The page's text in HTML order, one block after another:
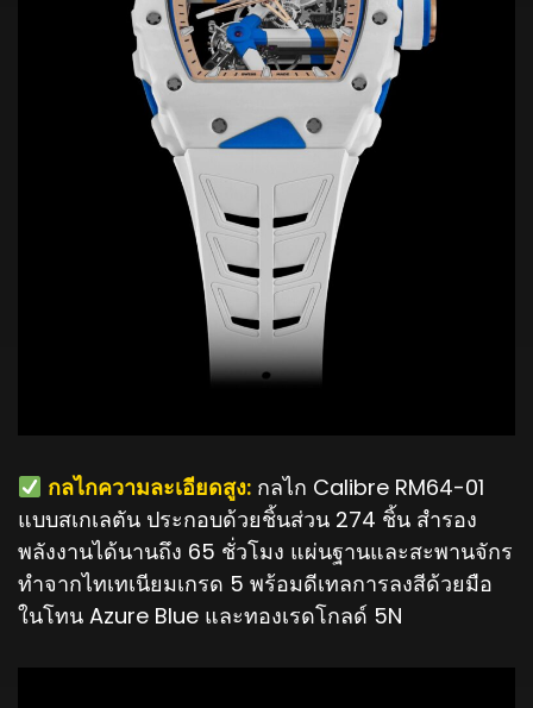
️ กลไกความละเอียดสูง:กลไก Calibre RM64-01
แบบสเกเลตัน ประกอบด้วยชิ้นส่วน 274 ชิ้น สำรอง
พลังงานได้นานถึง 65 ชั่วโมง แผ่นฐานและสะพานจักร
ทำจากไทเทเนียมเกรด 5 พร้อมดีเทลการลงสีด้วยมือ
ในโทน Azure Blue และทองเรดโกลด์ 5N